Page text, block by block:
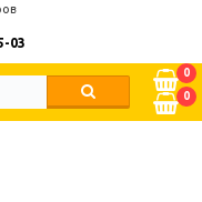
03
0
0